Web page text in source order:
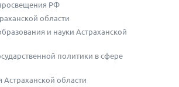
РФ
области
и науки Астраханской
политики в сфере
области